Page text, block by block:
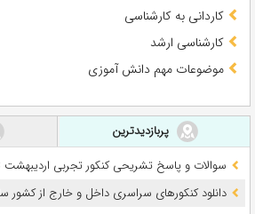
کاردانی به کارشناسی
کارشناسی ارشد
موضوعات مهم دانش آموزی
پربازدیدترین
سوالات و پاسخ تشریحی کنکور تجربی اردیبهشت 1403 (نوبت اول)
دانلود کنکورهای سراسری داخل و خارج از کشور سالهای 1381